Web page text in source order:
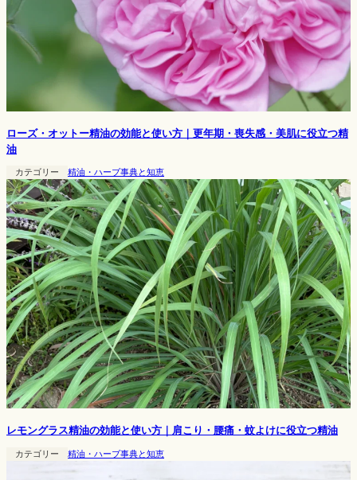
ローズ・オットー精油の効能と使い方｜更年期・喪失感・美肌に役立つ精
油
カテゴリー 精油・ハーブ事典と知恵
レモングラス精油の効能と使い方｜肩こり・腰痛・蚊よけに役立つ精油
カテゴリー 精油・ハーブ事典と知恵